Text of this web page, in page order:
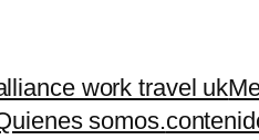
work travel uk
somos.